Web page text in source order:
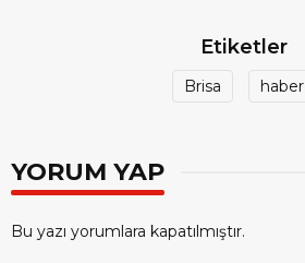
Etiketler
Brisa haber
YORUM YAP
Bu yazı yorumlara kapatılmıştır.